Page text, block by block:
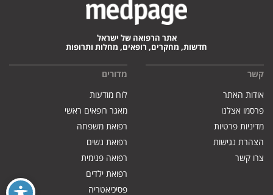
אתר הרפואה של ישראל
חדשות, מחקרים, רופאים, מחלות ותרופות
קשר
אודות האתר
פרסמו אצלנו
מדיניות פרטיות
הצהרת נגישות
צרו קשר
מדורים
לוח מודעות
מאגר רופאים ראשי
רפואת משפחה
רפואת נשים
רפואה פנימית
רפואת ילדים
פסיכיאטריה